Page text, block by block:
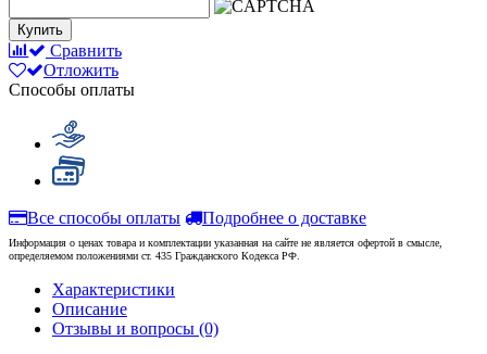
Купить
Сравнить
Отложить
Способы оплаты
Все способы оплаты Подробнее о доставке
Информация о ценах товара и комплектации указанная на сайте не является офертой в смысле,
определяемом положениями ст. 435 Гражданского Кодекса РФ.
Характеристики
Описание
Отзывы и вопросы (0)